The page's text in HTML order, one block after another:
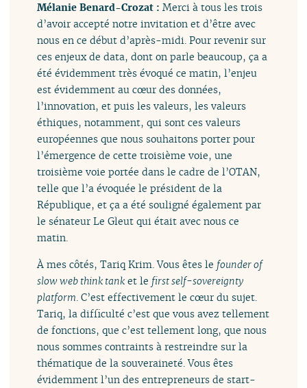
Mélanie Benard-Crozat :Merci à tous les trois
d’avoir accepté notre invitation et d’être avec
nous en ce début d’après-midi. Pour revenir sur
ces enjeux de data, dont on parle beaucoup, ça a
été évidemment très évoqué ce matin, l’enjeu
est évidemment au cœur des données,
l’innovation, et puis les valeurs, les valeurs
éthiques, notamment, qui sont ces valeurs
européennes que nous souhaitons porter pour
l’émergence de cette troisième voie, une
troisième voie portée dans le cadre de l’OTAN,
telle que l’a évoquée le président de la
République, et ça a été souligné également par
le sénateur Le Gleut qui était avec nous ce
matin.
À mes côtés, Tariq Krim. Vous êtes le founder of
slow web think tank et le first self-sovereignty
platform. C’est effectivement le cœur du sujet.
Tariq, la difficulté c’est que vous avez tellement
de fonctions, que c’est tellement long, que nous
nous sommes contraints à restreindre sur la
thématique de la souveraineté. Vous êtes
évidemment l’un des entrepreneurs de start-